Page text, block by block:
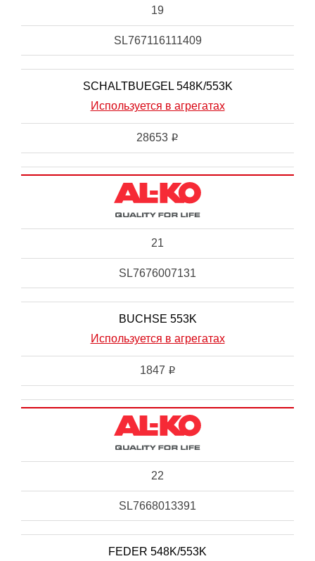
19
SL767116111409
SCHALTBUEGEL 548K/553K
Используется в агрегатах
28653 i
21
SL7676007131
BUCHSE 553K
Используется в агрегатах
1847 i
22
SL7668013391
FEDER 548K/553K